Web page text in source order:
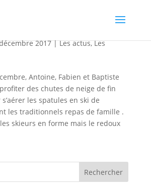
2017|Les actus,Les
Antoine, Fabien et Baptiste
des chutes de neige de fin
les spatules en ski de
les traditionnels repas de famille .
skieurs en forme mais le redoux
Rechercher